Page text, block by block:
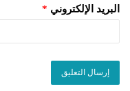
البريد الإلكتروني *